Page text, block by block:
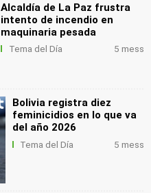
Alcaldía de La Paz frustra
intento de incendio en
maquinaria pesada
Tema del Día 5 mess
Bolivia registra diez
feminicidios en lo que va
del año 2026
Tema del Día 5 mess